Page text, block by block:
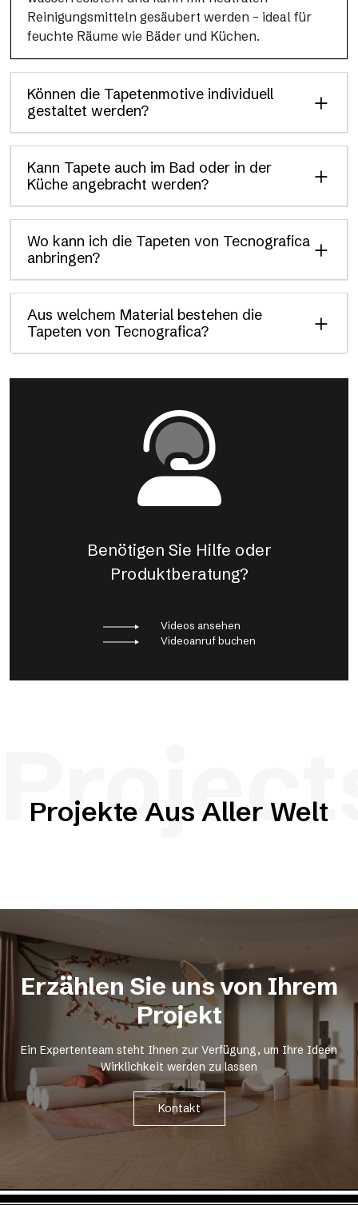
Reinigungsmitteln gesäubert werden – ideal für
feuchte Räume wie Bäder und Küchen.
Können die Tapetenmotive individuell
gestaltet werden?
Kann Tapete auch im Bad oder in der
Küche angebracht werden?
Wo kann ich die Tapeten von Tecnografica
anbringen?
Aus welchem Material bestehen die
Tapeten von Tecnografica?
Benötigen Sie Hilfe oder
Produktberatung?
Videos ansehen
Videoanruf buchen
Projekte Aus Aller Welt
Erzählen Sie uns von Ihrem
Projekt
Ein Expertenteam steht Ihnen zur Verfügung, um Ihre Ideen
Wirklichkeit werden zu lassen
Kontakt